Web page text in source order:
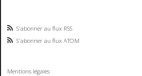
S'abonner au flux RSS
S'abonner au flux ATOM
Mentions légales